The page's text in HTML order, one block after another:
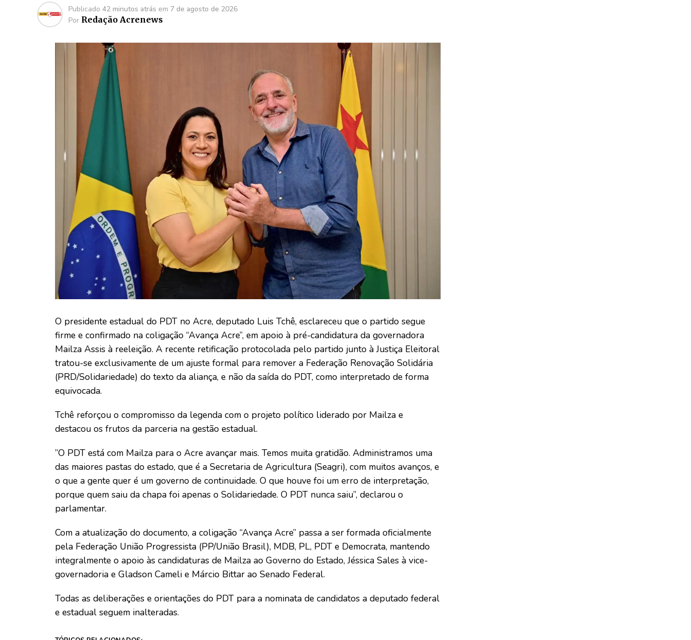
Publicado 42 minutos atrás em 7 de agosto de 2026
Por Redação Acrenews
O presidente estadual do PDT no Acre, deputado Luis Tchê, esclareceu que o partido segue
firme e confirmado na coligação “Avança Acre”, em apoio à pré-candidatura da governadora
Mailza Assis à reeleição. A recente retificação protocolada pelo partido junto à Justiça Eleitoral
tratou-se exclusivamente de um ajuste formal para remover a Federação Renovação Solidária
(PRD/Solidariedade) do texto da aliança, e não da saída do PDT, como interpretado de forma
equivocada.
​Tchê reforçou o compromisso da legenda com o projeto político liderado por Mailza e
destacou os frutos da parceria na gestão estadual.
​”O PDT está com Mailza para o Acre avançar mais. Temos muita gratidão. Administramos uma
das maiores pastas do estado, que é a Secretaria de Agricultura (Seagri), com muitos avanços, e
o que a gente quer é um governo de continuidade. O que houve foi um erro de interpretação,
porque quem saiu da chapa foi apenas o Solidariedade. O PDT nunca saiu”, declarou o
parlamentar.
​Com a atualização do documento, a coligação “Avança Acre” passa a ser formada oficialmente
pela Federação União Progressista (PP/União Brasil), MDB, PL, PDT e Democrata, mantendo
integralmente o apoio às candidaturas de Mailza ao Governo do Estado, Jéssica Sales à vice-
governadoria e Gladson Cameli e Márcio Bittar ao Senado Federal.
​Todas as deliberações e orientações do PDT para a nominata de candidatos a deputado federal
e estadual seguem inalteradas.